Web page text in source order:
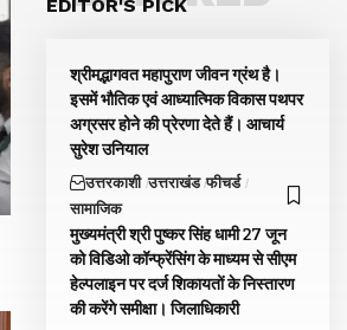
EDITOR'S PICK
श्रीमद्भागवत महापुराण जीवन ग्रंथ है।
इसमें भौतिक एवं आध्यात्मिक विकास पथपर
अग्रसर होने की प्रेरणा देते हैं। आचार्य
सुरेश उनियाल
उत्तरकाशी उत्तराखंड फीचर्ड
सामाजिक
मुख्यमंत्री श्री पुष्कर सिंह धामी 27 जून
को विडिओ कॉन्फ्रेंसिंग के माध्यम से सीएम
हेल्पलाइन पर दर्ज शिकायतों के निस्तारण
की करेंगे समीक्षा। जिलाधिकारी